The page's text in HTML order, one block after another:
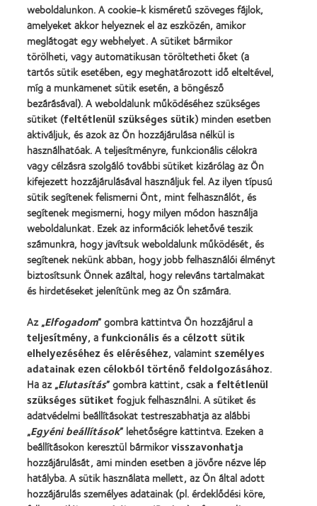
legjobb
termékért
–
MyDay™
2013
Magyar
Vakok
és
Gyengénlátók
Országos
Szövetsége
about
"BCLA
Award",
2019
Termékeink
Találja meg a lencséjét
Kontaktlencse-technológia
Kontaktlencsék és a látás
Új viselő
Tapasztalt viselő
Blog
Karrierlehetőségek a CooperVisionnél
Hírközpont
Kapcsolat
Jogi információk
Adatvédelmi szabályzat
Cookie szabályzat
Hozzászólásokkal kapcsolatos irányelvek
weboldalunkon. A cookie-k kisméretű szöveges fájlok,
amelyeket akkor helyeznek el az eszközén, amikor
meglátogat egy webhelyet. A sütiket bármikor
törölheti, vagy automatikusan töröltetheti őket (a
tartós sütik esetében, egy meghatározott idő elteltével,
míg a munkamenet sütik esetén, a böngésző
bezárásával). A weboldalunk működéséhez szükséges
sütiket (feltétlenül szükséges sütik) minden esetben
aktiváljuk, és azok az Ön hozzájárulása nélkül is
használhatóak. A teljesítményre, funkcionális célokra
vagy célzásra szolgáló további sütiket kizárólag az Ön
kifejezett hozzájárulásával használjuk fel. Az ilyen típusú
sütik segítenek felismerni Önt, mint felhasználót, és
segítenek megismerni, hogy milyen módon használja
weboldalunkat. Ezek az információk lehetővé teszik
számunkra, hogy javítsuk weboldalunk működését, és
segítenek nekünk abban, hogy jobb felhasználói élményt
biztosítsunk Önnek azáltal, hogy releváns tartalmakat
és hirdetéseket jelenítünk meg az Ön számára.
Az „Elfogadom” gombra kattintva Ön hozzájárul a
teljesítmény, afunkcionálisésa célzott sütik
elhelyezéséhez és eléréséhez, valamintszemélyes
adatainak ezen célokból történő feldolgozásához.
Ha az „Elutasítás” gombra kattint, csaka feltétlenül
szükséges sütiket fogjuk felhasználni. A sütiket és
adatvédelmi beállításokat testreszabhatja az alábbi
„Egyéni beállítások” lehetőségre kattintva. Ezeken a
beállításokon keresztül bármikorvisszavonhatja
hozzájárulását, ami minden esetben a jövőre nézve lép
hatályba. A sütik használata mellett, az Ön által adott
hozzájárulás személyes adatainak (pl. érdeklődési köre,